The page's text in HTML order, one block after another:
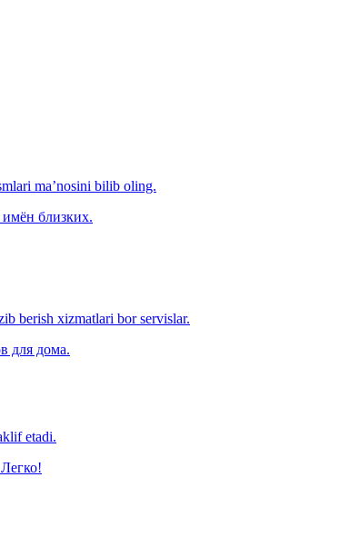
ma’nosini bilib oling.
близких.
berish xizmatlari bor servislar.
для дома.
etadi.